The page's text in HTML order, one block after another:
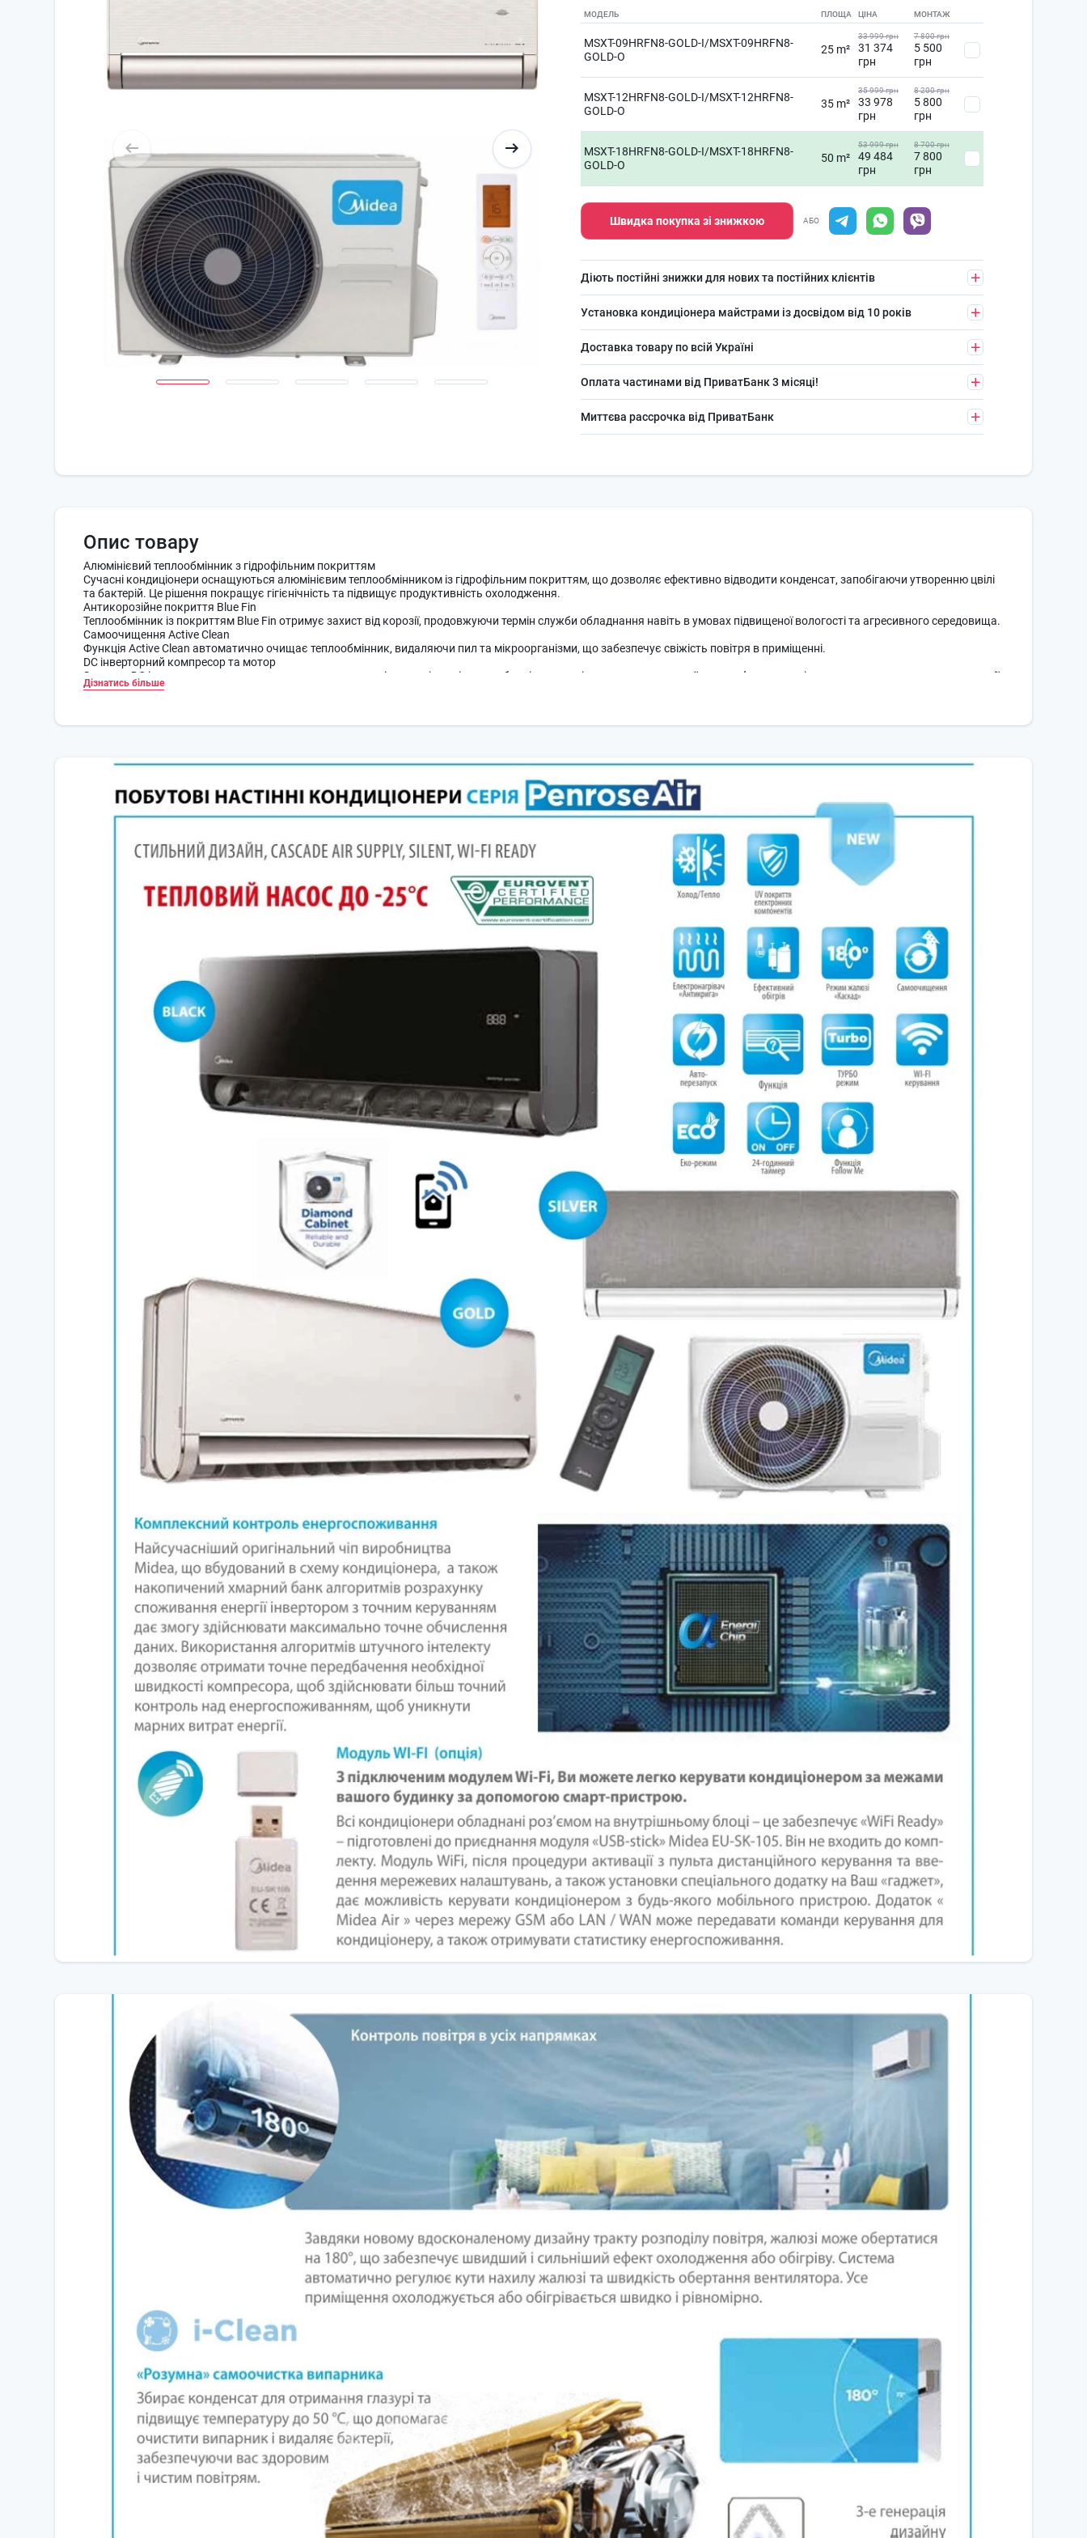
МОДЕЛЬ ПЛОЩА ЦІНА МОНТАЖ
MSXT-09HRFN8-GOLD-I/MSXT-09HRFN8-
GOLD-O
25 m²
33 999 грн
31 374
грн
7 800 грн
5 500
грн
MSXT-12HRFN8-GOLD-I/MSXT-12HRFN8-
GOLD-O
35 m²
35 999 грн
33 978
грн
8 200 грн
5 800
грн
MSXT-18HRFN8-GOLD-I/MSXT-18HRFN8-
GOLD-O
50 m²
53 999 грн
49 484
грн
8 700 грн
7 800
грн
Швидка покупка зі знижкою АБО
Діють постійні знижки для нових та постійних клієнтів
Установка кондиціонера майстрами із досвідом від 10 років
Доставка товару по всій Україні
Оплата частинами від ПриватБанк 3 місяці!
Миттєва рассрочка від ПриватБанк
Опис товару
Алюмінієвий теплообмінник з гідрофільним покриттям
Сучасні кондиціонери оснащуються алюмінієвим теплообмінником із гідрофільним покриттям, що дозволяє ефективно відводити конденсат, запобігаючи утворенню цвілі
та бактерій. Це рішення покращує гігієнічність та підвищує продуктивність охолодження.
Антикорозійне покриття Blue Fin
Теплообмінник із покриттям Blue Fin отримує захист від корозії, продовжуючи термін служби обладнання навіть в умовах підвищеної вологості та агресивного середовища.
Самоочищення Active Clean
Функція Active Clean автоматично очищає теплообмінник, видаляючи пил та мікроорганізми, що забезпечує свіжість повітря в приміщенні.
DC інверторний компресор та мотор
Завдяки DC інверторному компресору та моторам внутрішнього і зовнішнього блоків, кондиціонер досягає високої енергоефективності, зменшуючи витрати електроенергії
та рівень шуму.
Застосування фреону R32 робить кондиціонер більш екологічним, завдяки зниженню ПГП на 65% у порівнянні з R410A.
Виявлення витоку фреону
Тиха робота та нічний режим
Завдяки режиму Silence та нічному режиму, кондиціонер працює максимально тихо, створюючи ідеальні умови для сну та відпочинку.
Модуль Wi-Fi керування кондиціонером дозволяє легко контролювати клімат у приміщенні зі смартфона через додаток Midea RAC.
Дізнатись більше